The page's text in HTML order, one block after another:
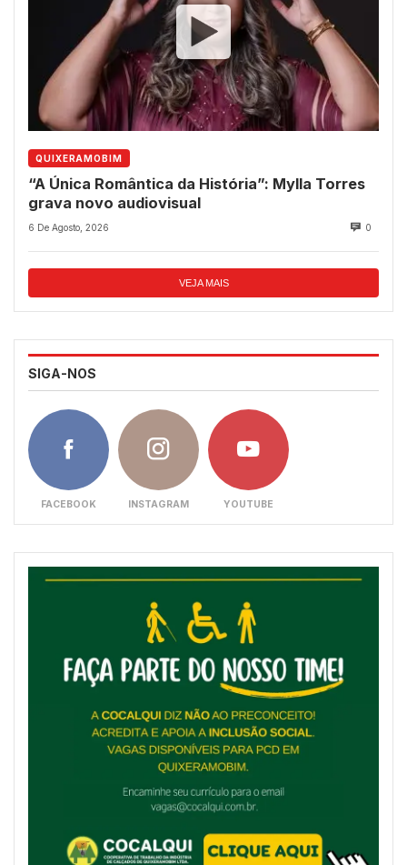
QUIXERAMOBIM
“A Única Romântica da História”: Mylla Torres
grava novo audiovisual
6 De Agosto, 2026 0
VEJA MAIS
SIGA-NOS
FACEBOOK INSTAGRAM YOUTUBE